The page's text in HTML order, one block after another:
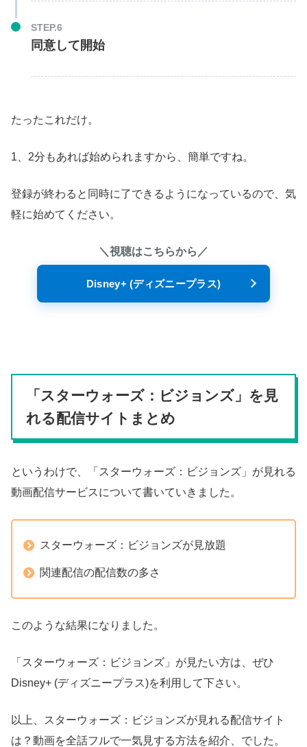
STEP.6
同意して開始
たったこれだけ。
1、2分もあれば始められますから、簡単ですね。
登録が終わると同時に了できるようになっているので、気
軽に始めてください。
＼視聴はこちらから／
Disney+ (ディズニープラス)
「スターウォーズ：ビジョンズ」を見
れる配信サイトまとめ
というわけで、「スターウォーズ：ビジョンズ」が見れる
動画配信サービスについて書いていきました。
スターウォーズ：ビジョンズが見放題
関連配信の配信数の多さ
このような結果になりました。
「スターウォーズ：ビジョンズ」が見たい方は、ぜひ
Disney+ (ディズニープラス)を利用して下さい。
以上、スターウォーズ：ビジョンズが見れる配信サイト
は？動画を全話フルで一気見する方法を紹介、でした。